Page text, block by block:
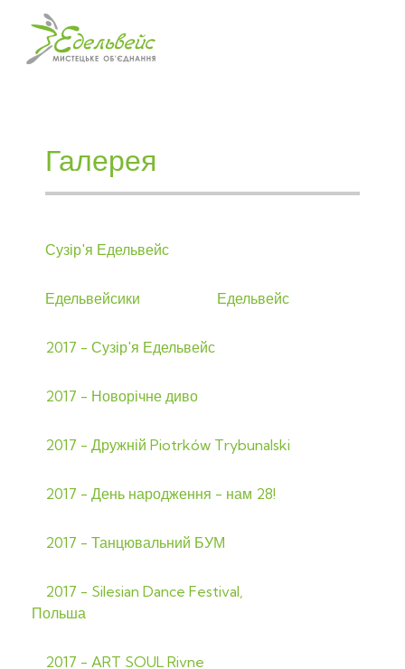
Галерея
Сузір'я Едельвейс
Едельвейсики Едельвейс
2017 - Сузір'я Едельвейс
2017 - Новорічне диво
2017 - Дружній Piotrków Trybunalski
2017 - День народження - нам 28!
2017 - Танцювальний БУМ
2017 - Silesian Dance Festival,
Польша
2017 - ART SOUL Rivne